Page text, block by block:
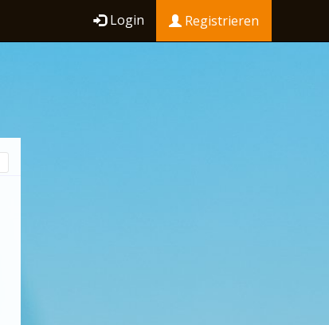
Login Registrieren